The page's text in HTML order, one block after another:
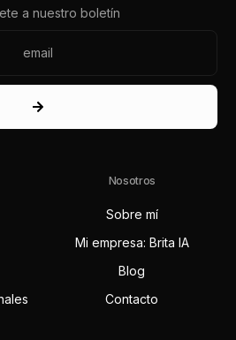
a nuestro boletín
Nosotros
Sobre mí
Mi empresa: Brita IA
Blog
Contacto